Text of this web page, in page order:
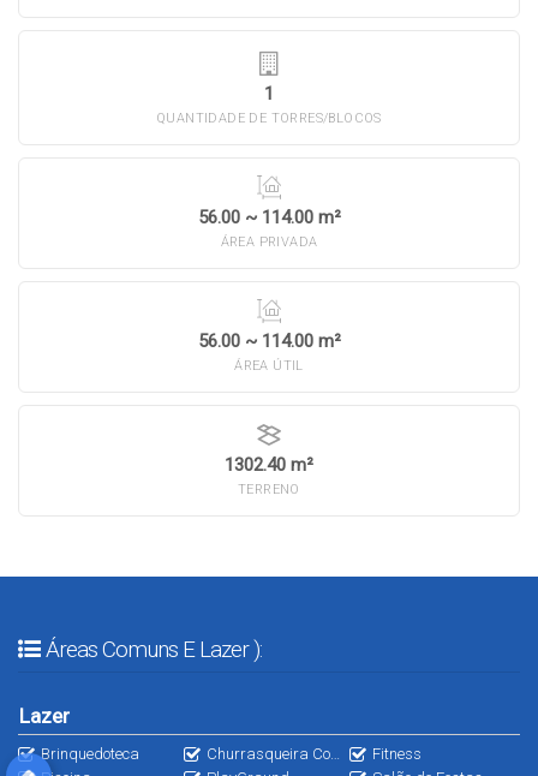
1
QUANTIDADE DE TORRES/BLOCOS
56.00 ~ 114.00 m²
ÁREA PRIVADA
56.00 ~ 114.00 m²
ÁREA ÚTIL
1302.40 m²
TERRENO
Áreas Comuns E Lazer ):
Lazer
Brinquedoteca Churrasqueira Com Forno de Pizza
Fitness